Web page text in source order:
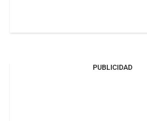
PUBLICIDAD